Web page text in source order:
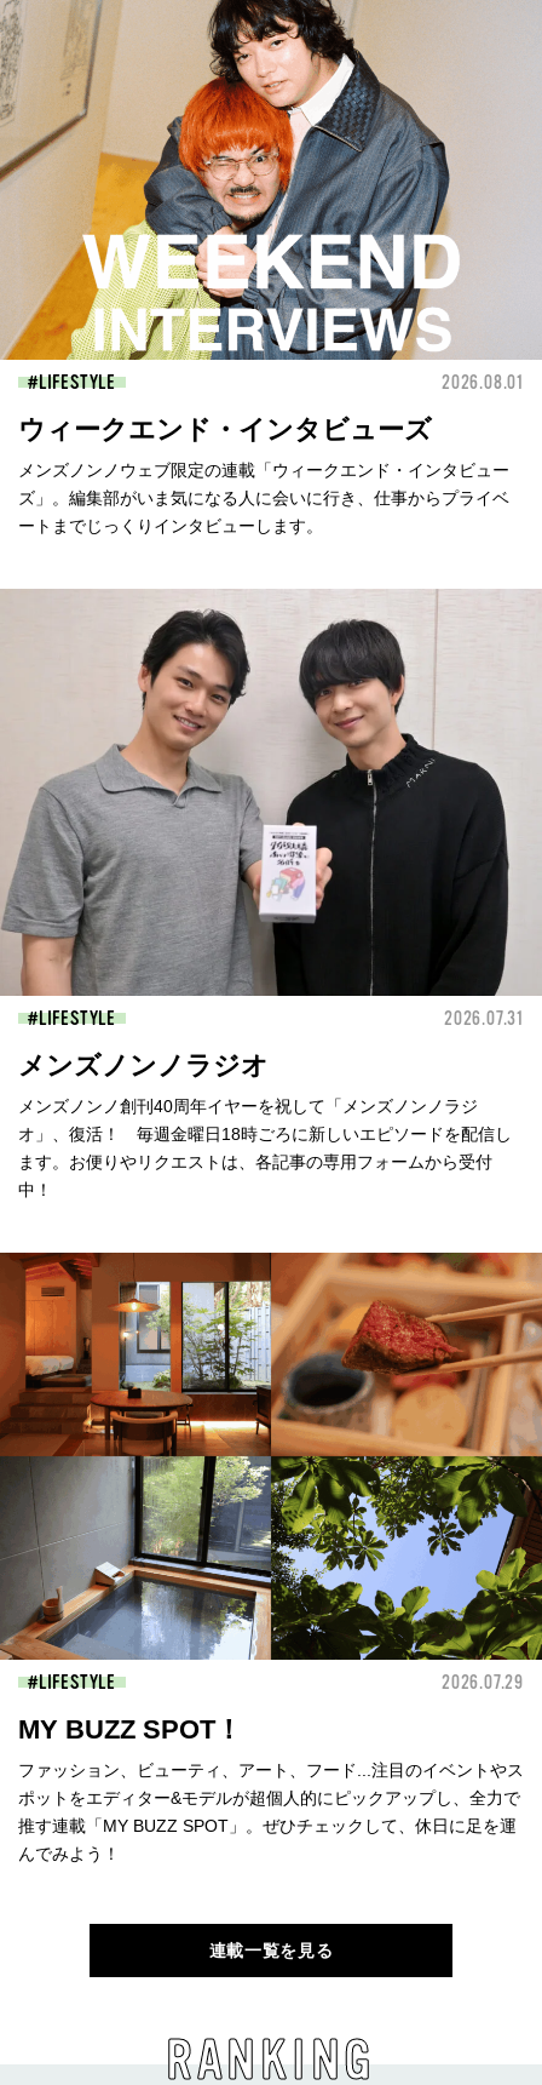
LIFESTYLE 2026.08.01
ウィークエンド・インタビューズ
メンズノンノウェブ限定の連載「ウィークエンド・インタビュー
ズ」。編集部がいま気になる人に会いに行き、仕事からプライベ
ートまでじっくりインタビューします。
LIFESTYLE 2026.07.31
メンズノンノラジオ
メンズノンノ創刊40周年イヤーを祝して「メンズノンノラジ
オ」、復活！ 毎週金曜日18時ごろに新しいエピソードを配信し
ます。お便りやリクエストは、各記事の専用フォームから受付
中！
LIFESTYLE 2026.07.29
MY BUZZ SPOT！
ファッション、ビューティ、アート、フード...注目のイベントやス
ポットをエディター&モデルが超個人的にピックアップし、全力で
推す連載「MY BUZZ SPOT」。ぜひチェックして、休日に足を運
んでみよう！
連載一覧を見る
RANKING